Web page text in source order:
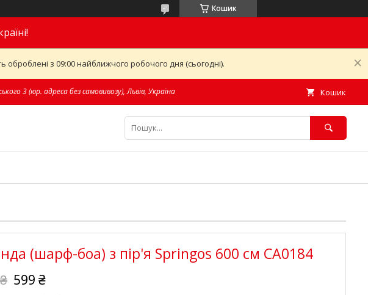
Кошик
з 09:00 найближчого робочого дня (сьогодні).
3 (юр. адреса без самовивозу), Львів, Україна Кошик
(шарф-боа) з пір'я Springos 600 см CA0184
599 ₴